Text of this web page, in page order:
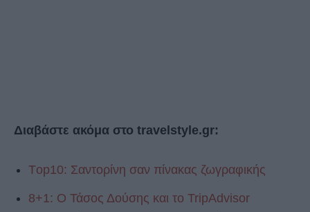
Διαβάστε ακόμα στο travelstyle.gr:
Τop10: Σαντορίνη σαν πίνακας ζωγραφικής
8+1: Ο Τάσος Δούσης και το TripAdvisor